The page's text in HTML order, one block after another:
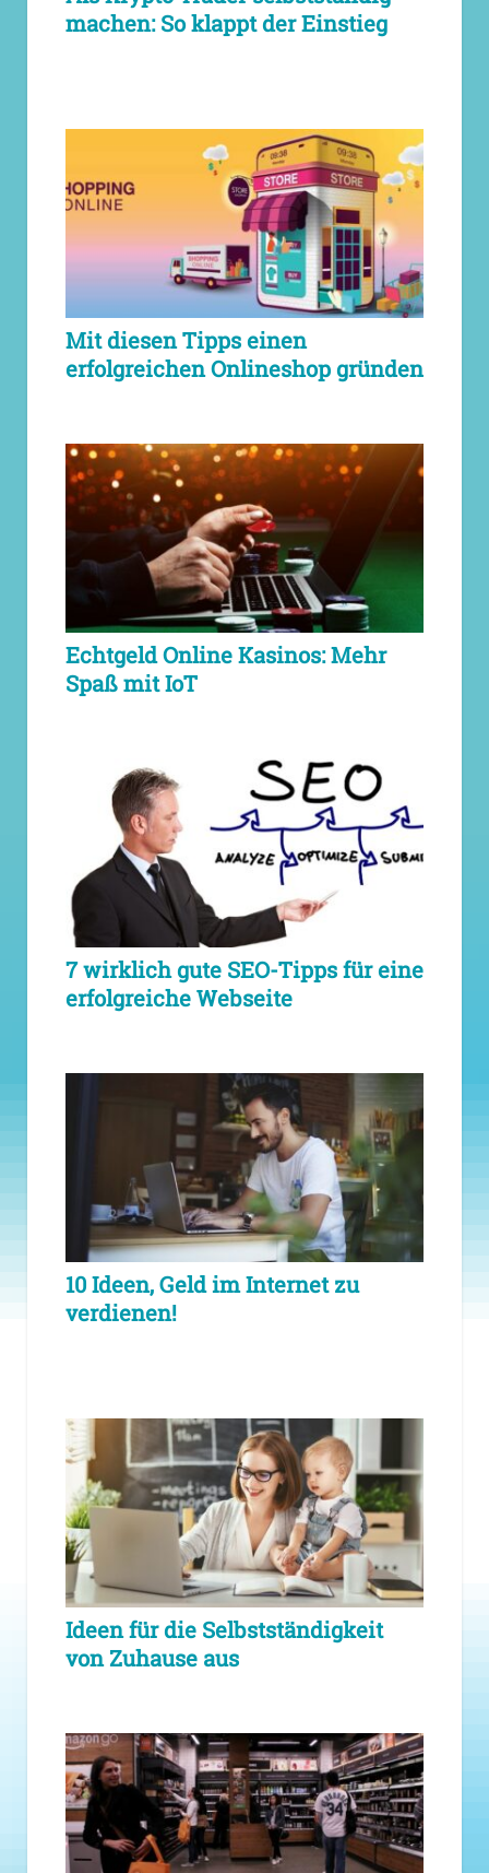
machen: So klappt der Einstieg
Mit diesen Tipps einen
erfolgreichen Onlineshop gründen
Echtgeld Online Kasinos: Mehr
Spaß mit IoT
7 wirklich gute SEO-Tipps für eine
erfolgreiche Webseite
10 Ideen, Geld im Internet zu
verdienen!
Ideen für die Selbstständigkeit
von Zuhause aus